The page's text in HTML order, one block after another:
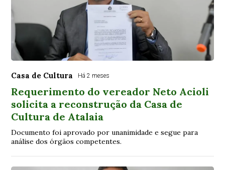
Casa de Cultura Há 2 meses
Requerimento do vereador Neto Acioli
solicita a reconstrução da Casa de
Cultura de Atalaia
Documento foi aprovado por unanimidade e segue para
análise dos órgãos competentes.